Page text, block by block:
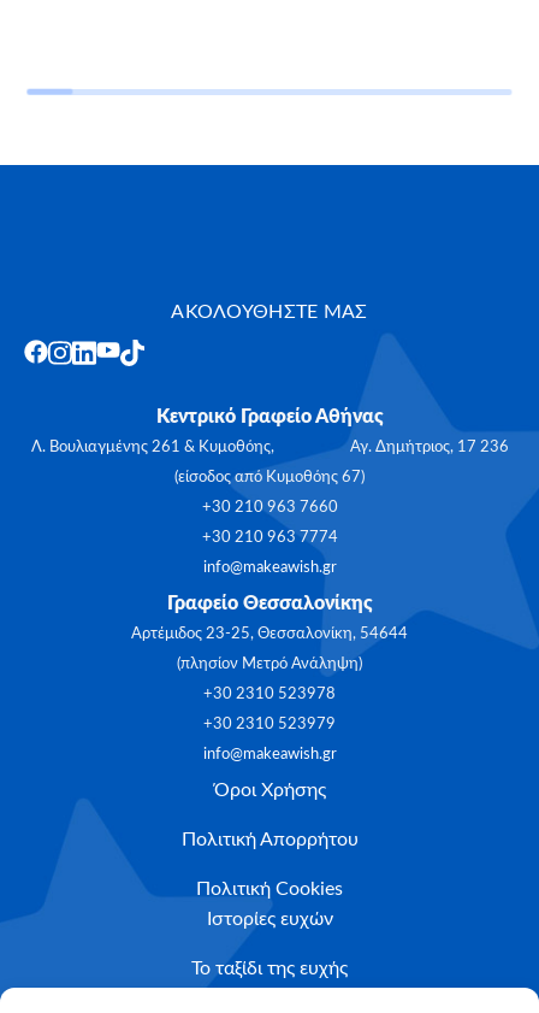
ΑΚΟΛΟΥΘΗΣΤΕ ΜΑΣ
Κεντρικό Γραφείο Αθήνας
Λ. Βουλιαγμένης 261 & Κυμοθόης, Αγ. Δημήτριος, 17 236
(είσοδος από Κυμοθόης 67)
+30 210 963 7660
+30 210 963 7774
info@makeawish.gr
Γραφείο Θεσσαλονίκης
Αρτέμιδος 23-25, Θεσσαλονίκη, 54644
(πλησίον Μετρό Ανάληψη)
+30 2310 523978
+30 2310 523979
info@makeawish.gr
Όροι Χρήσης
Πολιτική Απορρήτου
Πολιτική Cookies
Ιστορίες ευχών
Το ταξίδι της ευχής